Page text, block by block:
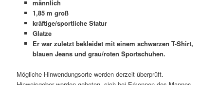
männlich
1,85 m groß
kräftige/sportliche Statur
Glatze
Er war zuletzt bekleidet mit einem schwarzen T-Shirt,
blauen Jeans und grau/roten Sportschuhen.
Mögliche Hinwendungsorte werden derzeit überprüft.